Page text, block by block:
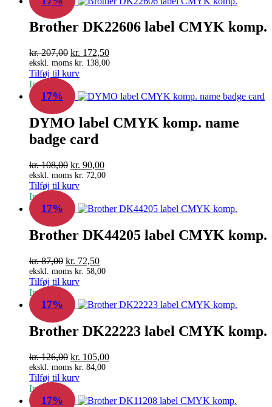
Brother DK22606 label CMYK komp.
kr.207,00 Den
oprindelige
pris
var:
kr. 207,00.
kr. 172,50Den
aktuelle
kr. 172,50.
ekskl. moms kr. 138,00
Tilføj til kurv
In Stock
17%
DYMO label CMYK komp. name
badge card
kr.108,00 Den
oprindelige
pris
var:
kr. 108,00.
kr. 90,00Den
aktuelle
kr. 90,00.
ekskl. moms kr. 72,00
Tilføj til kurv
In Stock
17%
Brother DK44205 label CMYK komp.
kr.87,00 Den
oprindelige
pris
var:
kr. 87,00.
kr. 72,50Den
aktuelle
kr. 72,50.
ekskl. moms kr. 58,00
Tilføj til kurv
In Stock
17%
Brother DK22223 label CMYK komp.
kr.126,00 Den
oprindelige
pris
var:
kr. 126,00.
kr. 105,00Den
kr. 105,00.
ekskl. moms kr. 84,00
Tilføj til kurv
In Stock
17%